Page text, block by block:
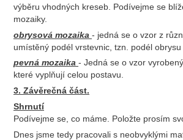
výběru vhodných kreseb. Podívejme se
mozaiky.
obrysová mozaika - jedná se o vzor z
umístěný podél vrstevnic, tzn. podél obrysu
pevná mozaika - Jedná se o vzor
které vyplňují celou postavu.
3. Závěrečná část.
Shrnutí
Podívejme se, co máme. Položte prosím
Dnes jsme tedy pracovali s neobvyklými